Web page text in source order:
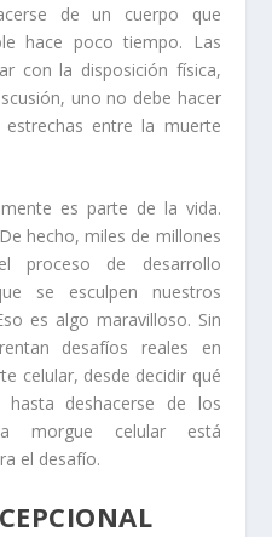
de un cuerpo que
hace poco tiempo. Las
con la disposición física,
uno no debe hacer
estrechas entre la muerte
es parte de la vida.
hecho, miles de millones
proceso de desarrollo
se esculpen nuestros
es algo maravilloso. Sin
desafíos reales en
celular, desde decidir qué
hasta deshacerse de los
morgue celular está
el desafío.